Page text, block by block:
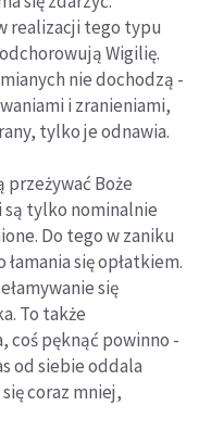
realizacji tego typu
Wigilię.
nie dochodzą -
i zranieniami,
tylko je odnawia.
przeżywać Boże
tylko nominalnie
Do tego w zaniku
się opłatkiem.
się
To także
coś pęknąć powinno -
od siebie oddala
coraz mniej,